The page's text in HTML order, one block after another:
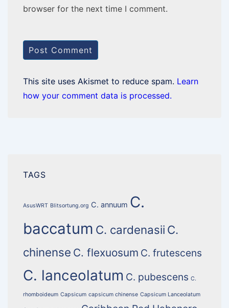
browser for the next time I comment.
This site uses Akismet to reduce spam. Learn
how your comment data is processed.
TAGS
AsusWRT Blitsortung.org C. annuum C.
baccatum C. cardenasii C.
chinense C. flexuosum C. frutescens
C. lanceolatum C. pubescens C.
rhomboideum Capsicum capsicum chinense Capsicum Lanceolatum